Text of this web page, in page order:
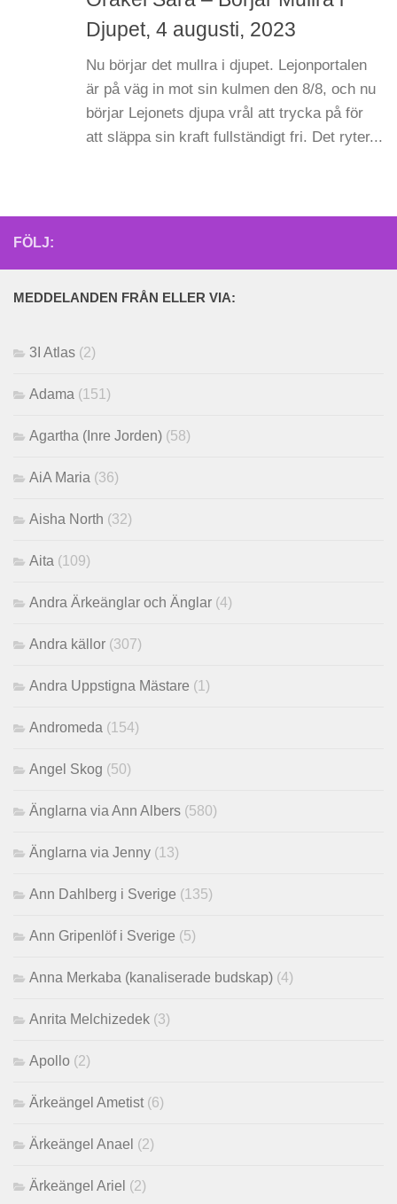
Djupet, 4 augusti, 2023
Nu börjar det mullra i djupet. Lejonportalen
är på väg in mot sin kulmen den 8/8, och nu
börjar Lejonets djupa vrål att trycka på för
att släppa sin kraft fullständigt fri. Det ryter...
FÖLJ:
MEDDELANDEN FRÅN ELLER VIA:
3I Atlas (2)
Adama (151)
Agartha (Inre Jorden) (58)
AiA Maria (36)
Aisha North (32)
Aita (109)
Andra Ärkeänglar och Änglar (4)
Andra källor (307)
Andra Uppstigna Mästare (1)
Andromeda (154)
Angel Skog (50)
Änglarna via Ann Albers (580)
Änglarna via Jenny (13)
Ann Dahlberg i Sverige (135)
Ann Gripenlöf i Sverige (5)
Anna Merkaba (kanaliserade budskap) (4)
Anrita Melchizedek (3)
Apollo (2)
Ärkeängel Ametist (6)
Ärkeängel Anael (2)
Ärkeängel Ariel (2)